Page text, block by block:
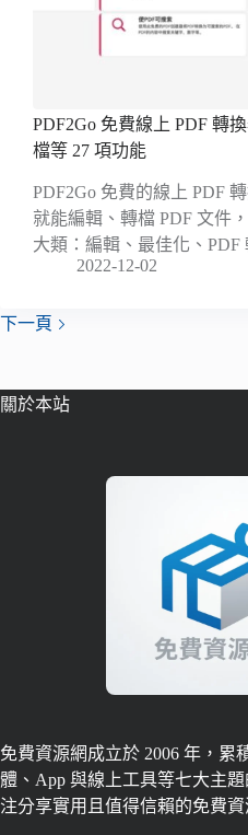
PDF2Go 免費線上 PDF 轉
檔等 27 項功能
PDF2Go 免費的線上 PDF
就能編輯、轉檔 PDF 文件
大類：編輯、最佳化、
2022-12-02
下一頁
關於本站
免費資源網成立於 2006 年，累
體、App 與線上工具等七大主
注分享實用且值得信賴的免費資